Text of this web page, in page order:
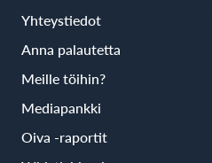
Yhteystiedot
Anna palautetta
Meille töihin?
Mediapankki
Oiva -raportit